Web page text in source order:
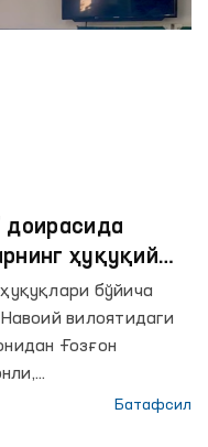
Мария Телалиан
доирасида
ҳуқуқий
бўйича
вилоятидаги
Ғозғон
2, 6, 27 ва 34-
Батафсил